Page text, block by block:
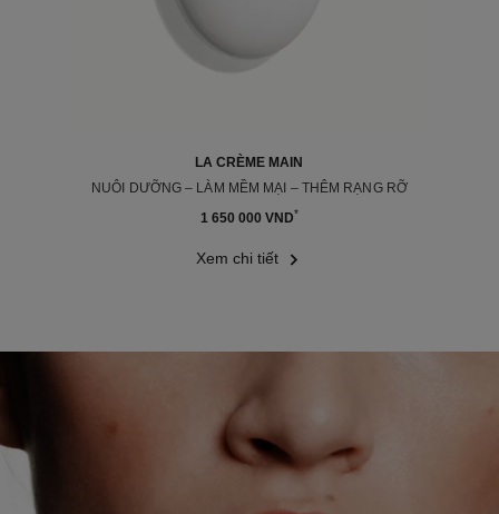
LA CRÈME MAIN
NUÔI DƯỠNG – LÀM MỀM MẠI – THÊM RẠNG RỠ
Tham chiếu \u0020 133850
1 650 000 VND*
Xem chi tiết